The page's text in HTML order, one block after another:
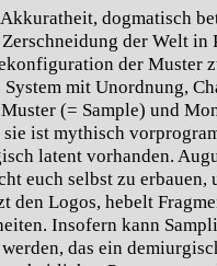
dogmatisch
der Welt in
der Muster
mit Unordnung,
(= Sample) und
ist mythisch
latent vorhanden.
euch selbst zu erbauen,
den Logos, hebelt
Insofern kann
das ein